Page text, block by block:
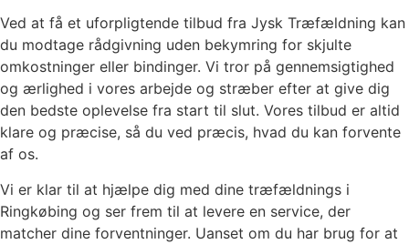
Ved at få et uforpligtende tilbud fra Jysk Træfældning kan
du modtage rådgivning uden bekymring for skjulte
omkostninger eller bindinger. Vi tror på gennemsigtighed
og ærlighed i vores arbejde og stræber efter at give dig
den bedste oplevelse fra start til slut. Vores tilbud er altid
klare og præcise, så du ved præcis, hvad du kan forvente
af os.
Vi er klar til at hjælpe dig med dine træfældnings i
Ringkøbing og ser frem til at levere en service, der
matcher dine forventninger. Uanset om du har brug for at